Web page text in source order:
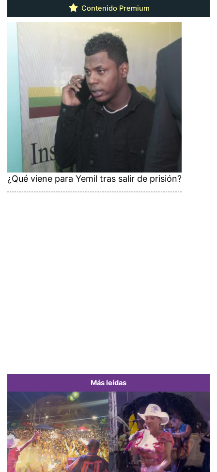
Contenido Premium
¿Qué viene para Yemil tras salir de prisión?
Más leídas